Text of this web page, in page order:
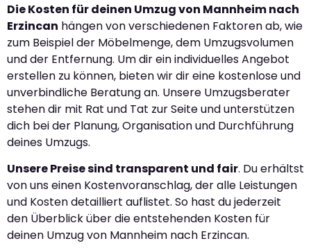
Die Kosten für deinen Umzug von Mannheim nach
Erzincan hängen von verschiedenen Faktoren ab, wie
zum Beispiel der Möbelmenge, dem Umzugsvolumen
und der Entfernung. Um dir ein individuelles Angebot
erstellen zu können, bieten wir dir eine kostenlose und
unverbindliche Beratung an. Unsere Umzugsberater
stehen dir mit Rat und Tat zur Seite und unterstützen
dich bei der Planung, Organisation und Durchführung
deines Umzugs.
Unsere Preise sind transparent und fair. Du erhältst
von uns einen Kostenvoranschlag, der alle Leistungen
und Kosten detailliert auflistet. So hast du jederzeit
den Überblick über die entstehenden Kosten für
deinen Umzug von Mannheim nach Erzincan.